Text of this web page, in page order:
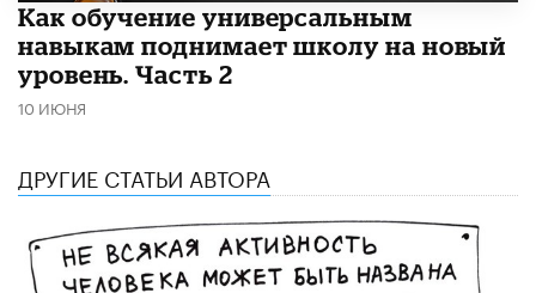
​Как обучение универсальным
навыкам поднимает школу на новый
уровень. Часть 2
10 ИЮНЯ
ДРУГИЕ СТАТЬИ АВТОРА